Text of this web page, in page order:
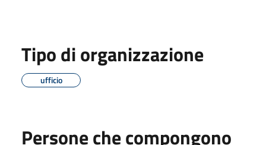
Tipo di organizzazione
ufficio
Persone che compongono